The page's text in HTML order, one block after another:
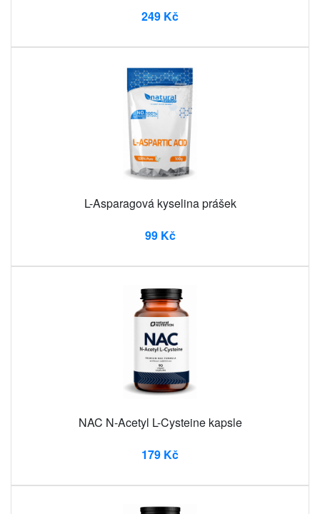
249 Kč
L-Asparagová kyselina prášek
99 Kč
NAC N-Acetyl L-Cysteine ​​kapsle
179 Kč